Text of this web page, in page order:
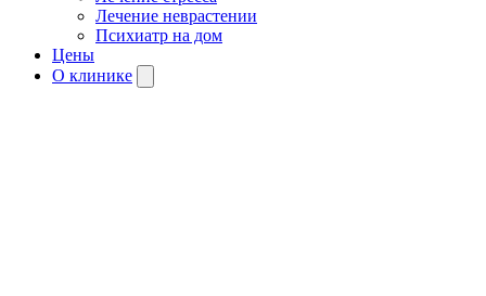
Лечение неврастении
Психиатр на дом
Цены
О клинике